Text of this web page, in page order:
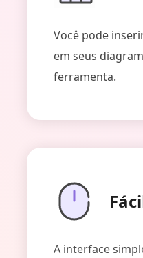
Você pode
em seus
ferramenta.
A interface